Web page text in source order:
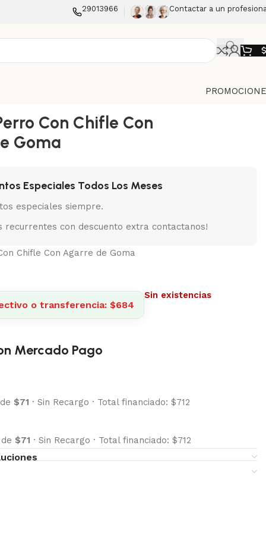
29013966 Contactar a un
$
Con Chifle Con
Goma
Especiales Todos Los Meses
especiales siempre.
recurrentes con descuento extra contactanos!
Chifle Con Agarre de Goma
o transferencia: $684
Sin existencias
Mercado Pago
$71 · Sin Recargo · Total financiado: $712
$71 · Sin Recargo · Total financiado: $712